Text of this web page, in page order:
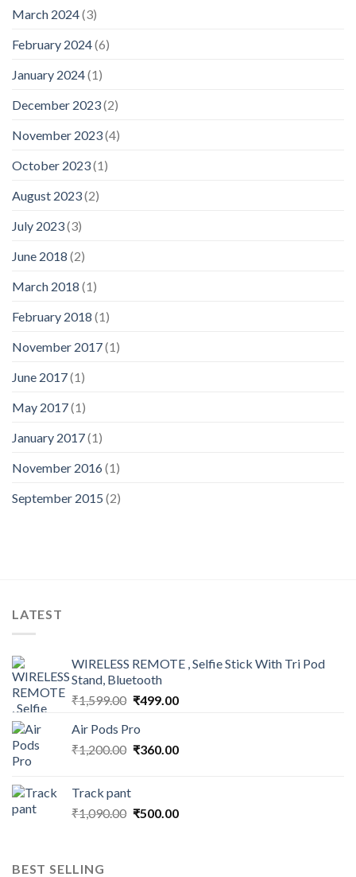
March 2024(3)
February 2024(6)
January 2024(1)
December 2023(2)
November 2023(4)
October 2023(1)
August 2023(2)
July 2023(3)
June 2018 (2)
March 2018 (1)
February 2018 (1)
November 2017(1)
June 2017(1)
May 2017(1)
January 2017(1)
November 2016(1)
September 2015 (2)
LATEST
WIRELESS REMOTE , Selfie Stick With Tri Pod
Stand, Bluetooth
₹1,599.00 Original
was:
₹1,599.00.
₹499.00Current
₹499.00.
Air Pods Pro
₹1,200.00 Original
₹360.00Current
Track pant
₹1,090.00 Original
₹500.00Current
BEST SELLING